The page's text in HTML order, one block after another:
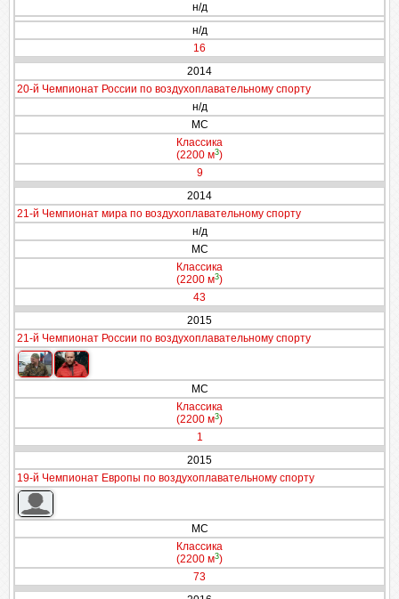
н/д
н/д
16
2014
20-й Чемпионат России по воздухоплавательному спорту
н/д
МС
Классика
(2200 м3)
9
2014
21-й Чемпионат мира по воздухоплавательному спорту
н/д
МС
Классика
(2200 м3)
43
2015
21-й Чемпионат России по воздухоплавательному спорту
МС
Классика
(2200 м3)
1
2015
19-й Чемпионат Европы по воздухоплавательному спорту
МС
Классика
(2200 м3)
73